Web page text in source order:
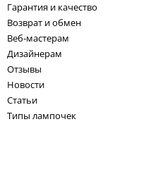
Гарантия и качество
Возврат и обмен
Веб-мастерам
Дизайнерам
Отзывы
Новости
Статьи
Типы лампочек